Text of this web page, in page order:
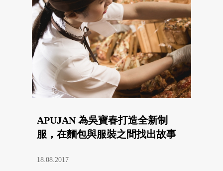
APUJAN 為吳寶春打造全新制
服，在麵包與服裝之間找出故事
18.08.2017